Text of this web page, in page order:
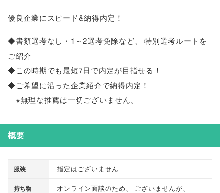
優良企業にスピード&納得内定！
◆書類選考なし・1～2選考免除など、
特別選考ルートを
ご紹介
◆この時期でも最短7日で内定が目指せる！
◆ご希望に沿った企業紹介で納得内定！
※無理な推薦は一切ございません。
概要
服装 指定はございません
持ち物 オンライン面談のため、 ございませんが、